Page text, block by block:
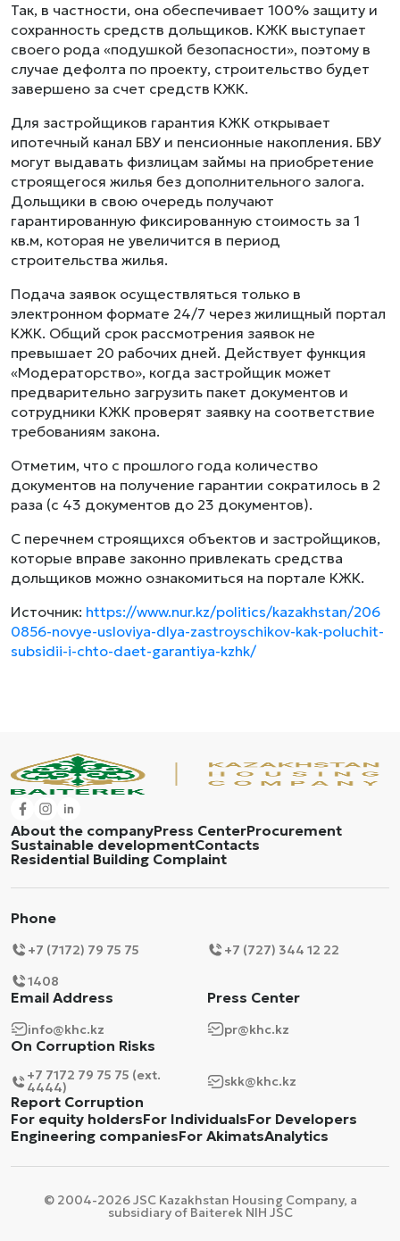
Так, в частности, она обеспечивает 100% защиту и
сохранность средств дольщиков. КЖК выступает
своего рода «подушкой безопасности», поэтому в
случае дефолта по проекту, строительство будет
завершено за счет средств КЖК.
Для застройщиков гарантия КЖК открывает
ипотечный канал БВУ и пенсионные накопления. БВУ
могут выдавать физлицам займы на приобретение
строящегося жилья без дополнительного залога.
Дольщики в свою очередь получают
гарантированную фиксированную стоимость за 1
кв.м, которая не увеличится в период
строительства жилья.
Подача заявок осуществляться только в
электронном формате 24/7 через жилищный портал
КЖК. Общий срок рассмотрения заявок не
превышает 20 рабочих дней. Действует функция
«Модераторство», когда застройщик может
предварительно загрузить пакет документов и
сотрудники КЖК проверят заявку на соответствие
требованиям закона.
Отметим, что с прошлого года количество
документов на получение гарантии сократилось в 2
раза (с 43 документов до 23 документов).
С перечнем строящихся объектов и застройщиков,
которые вправе законно привлекать средства
дольщиков можно ознакомиться на портале КЖК.
Источник: https://www.nur.kz/politics/kazakhstan/206
0856-novye-usloviya-dlya-zastroyschikov-kak-poluchit-
subsidii-i-chto-daet-garantiya-kzhk/
About the companyPress CenterProcurement
Sustainable developmentContacts
Residential Building Complaint
Phone
+7 (7172) 79 75 75
+7 (727) 344 12 22
1408
Email Address
info@khc.kz
Press Center
pr@khc.kz
On Corruption Risks
+7 7172 79 75 75 (ext.
4444) skk@khc.kz
Report Corruption
For equity holdersFor IndividualsFor Developers
Engineering companiesFor AkimatsAnalytics
© 2004-2026 JSC Kazakhstan Housing Company, a
subsidiary of Baiterek NIH JSC